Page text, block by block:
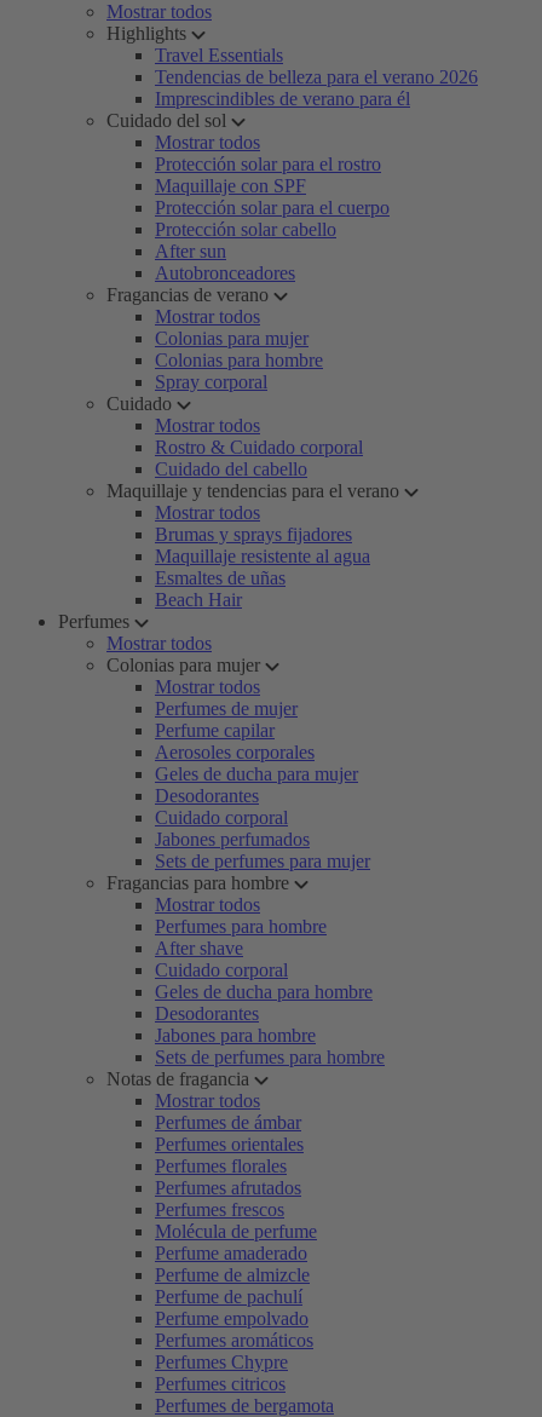
Mostrar todos
Highlights
Travel Essentials
Tendencias de belleza para el verano 2026
Imprescindibles de verano para él
Cuidado del sol
Mostrar todos
Protección solar para el rostro
Maquillaje con SPF
Protección solar para el cuerpo
Protección solar cabello
After sun
Autobronceadores
Fragancias de verano
Mostrar todos
Colonias para mujer
Colonias para hombre
Spray corporal
Cuidado
Mostrar todos
Rostro & Cuidado corporal
Cuidado del cabello
Maquillaje y tendencias para el verano
Mostrar todos
Brumas y sprays fijadores
Maquillaje resistente al agua
Esmaltes de uñas
Beach Hair
Perfumes
Mostrar todos
Colonias para mujer
Mostrar todos
Perfumes de mujer
Perfume capilar
Aerosoles corporales
Geles de ducha para mujer
Desodorantes
Cuidado corporal
Jabones perfumados
Sets de perfumes para mujer
Fragancias para hombre
Mostrar todos
Perfumes para hombre
After shave
Cuidado corporal
Geles de ducha para hombre
Desodorantes
Jabones para hombre
Sets de perfumes para hombre
Notas de fragancia
Mostrar todos
Perfumes de ámbar
Perfumes orientales
Perfumes florales
Perfumes afrutados
Perfumes frescos
Molécula de perfume
Perfume amaderado
Perfume de almizcle
Perfume de pachulí
Perfume empolvado
Perfumes aromáticos
Perfumes Chypre
Perfumes citricos
Perfumes de bergamota